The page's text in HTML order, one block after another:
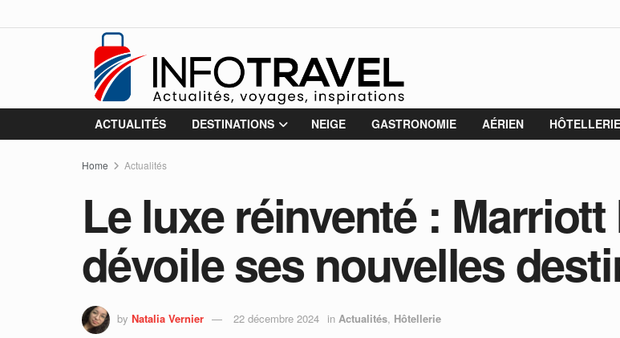
ACTUALITÉS DESTINATIONS NEIGE GASTRONOMIE AÉRIEN HÔTELLERIE
Home Actualités
Le luxe réinventé :
dévoile ses nouvelles
by Natalia Vernier 22 décembre 2024 in Actualités, Hôtellerie